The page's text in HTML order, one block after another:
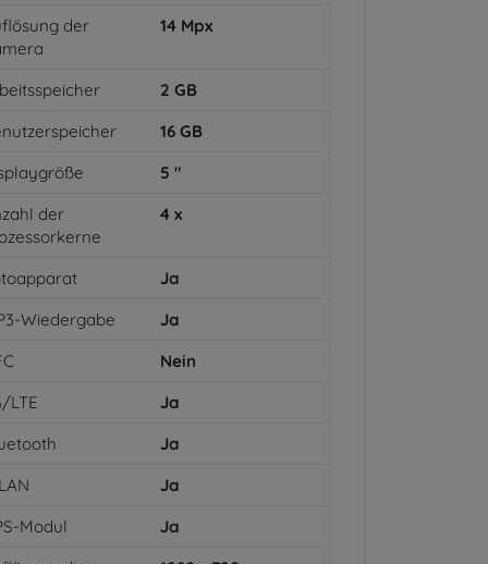
der
14 Mpx
2 GB
16 GB
5 "
der
4 x
Ja
Wiedergabe
Ja
Nein
LTE
Ja
Ja
Ja
Modul
Ja